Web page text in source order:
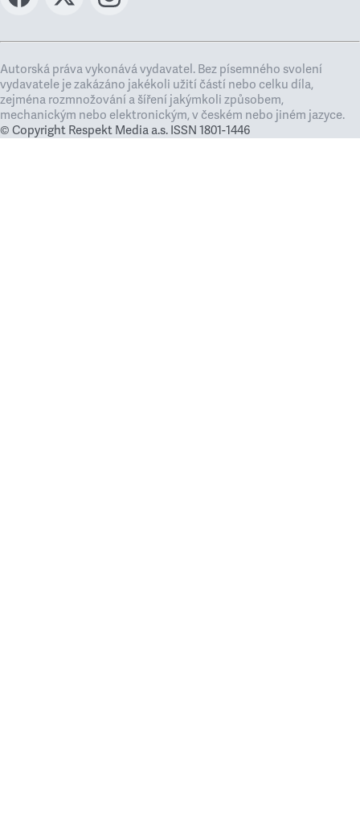
Autorská práva vykonává vydavatel. Bez písemného svolení
vydavatele je zakázáno jakékoli užití částí nebo celku díla,
zejména rozmnožování a šíření jakýmkoli způsobem,
mechanickým nebo elektronickým, v českém nebo jiném jazyce.
© Copyright Respekt Media a.s. ISSN 1801-1446